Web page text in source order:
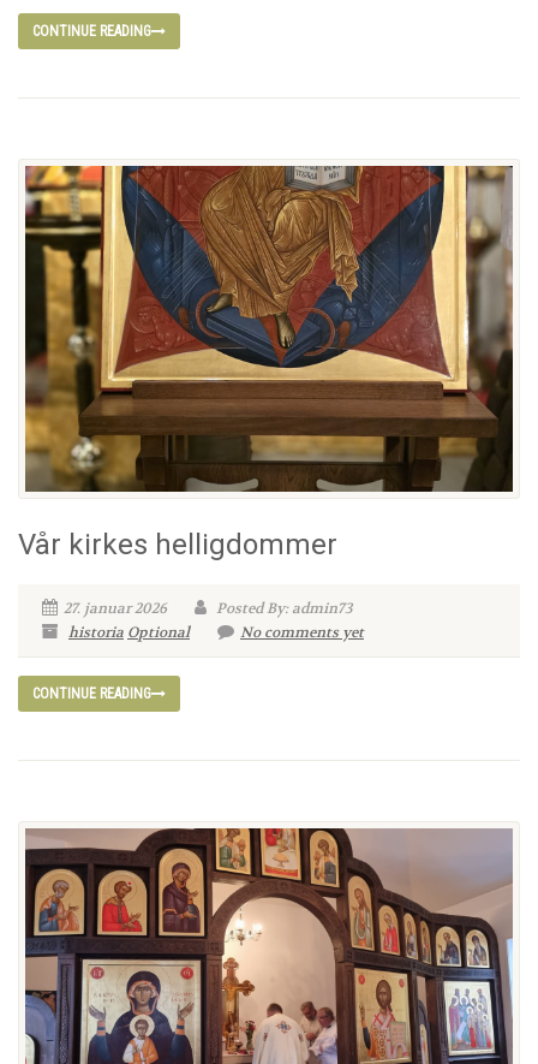
CONTINUE READING
Vår kirkes helligdommer
27. januar 2026
Posted By: admin73
historia Optional No comments yet
CONTINUE READING